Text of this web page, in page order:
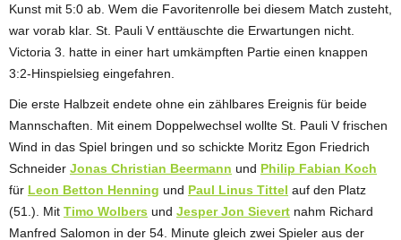
Kunst mit 5:0 ab. Wem die Favoritenrolle bei diesem Match zusteht,
war vorab klar. St. Pauli V enttäuschte die Erwartungen nicht.
Victoria 3. hatte in einer hart umkämpften Partie einen knappen
3:2-Hinspielsieg eingefahren.
Die erste Halbzeit endete ohne ein zählbares Ereignis für beide
Mannschaften. Mit einem Doppelwechsel wollte St. Pauli V frischen
Wind in das Spiel bringen und so schickte Moritz Egon Friedrich
Schneider Jonas Christian Beermann und Philip Fabian Koch
für Leon Betton Henning und Paul Linus Tittel auf den Platz
(51.). Mit Timo Wolbers und Jesper Jon Sievert nahm Richard
Manfred Salomon in der 54. Minute gleich zwei Spieler aus der